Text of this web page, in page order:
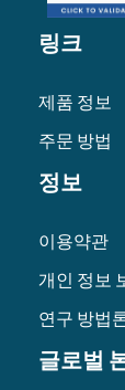
링크
제품 정보
주문 방법
정보
이용약관
개인 정보
연구 방법
글로벌